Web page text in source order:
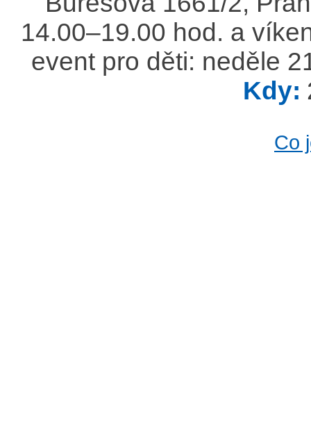
14.00–19.00 hod. a
event pro děti: neděle
Kdy:
Co